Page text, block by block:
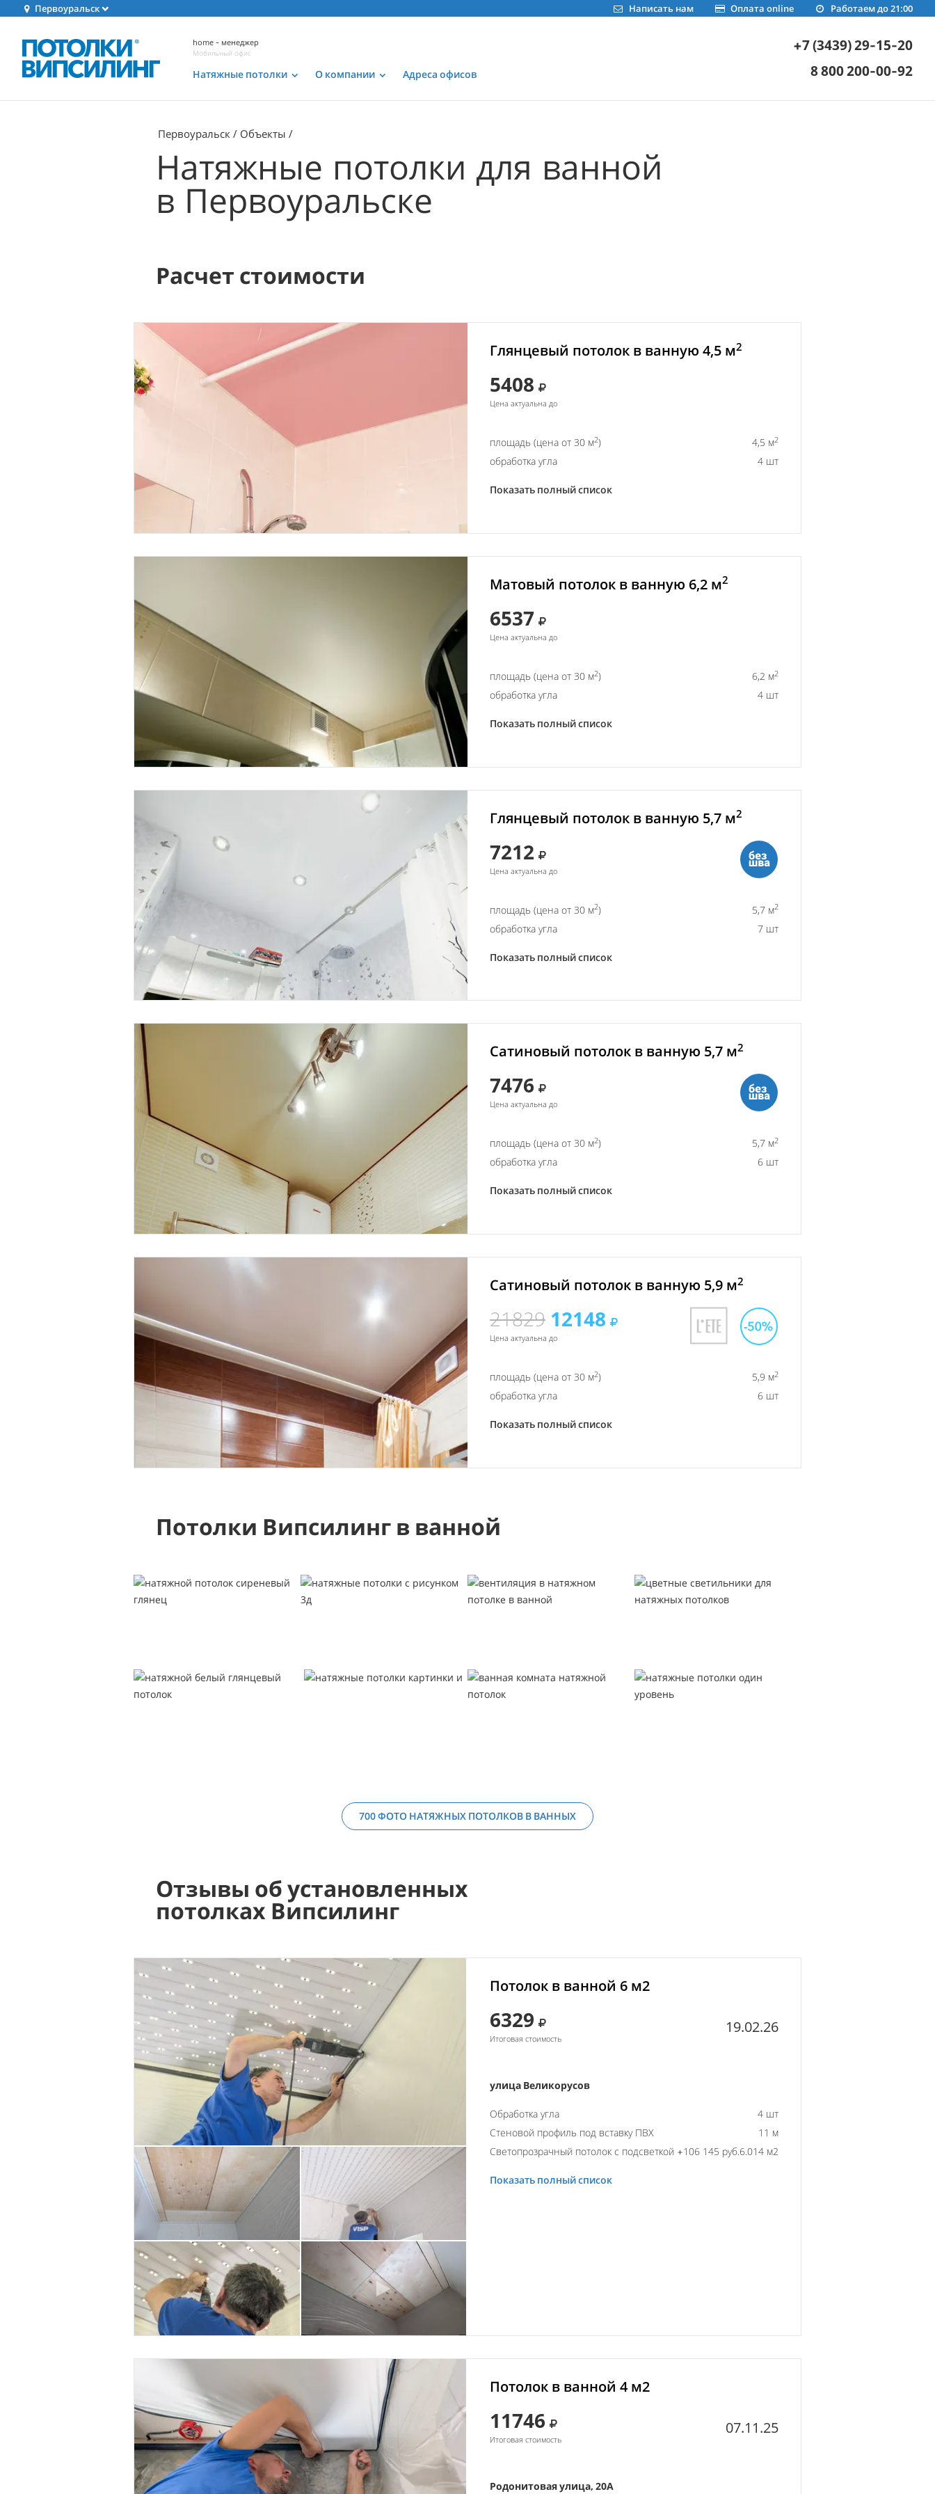
Первоуральск Работаем до 21:00
Оплата online
Написать нам
home - менеджер
Мобильный офис
Натяжные потолки О компании Адреса офисов
+7 (3439) 29-15-20
8 800 200-00-92
Первоуральск Объекты
Натяжные потолки для ванной
в Первоуральске
Расчет стоимости
Глянцевый потолок в ванную 4,5 м2
5408
Цена актуальна до
площадь (цена от 30 м2) 4,5 м2
обработка угла 4 шт
Показать полный список
Матовый потолок в ванную 6,2 м2
6537
Цена актуальна до
площадь (цена от 30 м2) 6,2 м2
обработка угла 4 шт
Показать полный список
Глянцевый потолок в ванную 5,7 м2
7212
Цена актуальна до
площадь (цена от 30 м2) 5,7 м2
обработка угла 7 шт
Показать полный список
Сатиновый потолок в ванную 5,7 м2
7476
Цена актуальна до
площадь (цена от 30 м2) 5,7 м2
обработка угла 6 шт
Показать полный список
Сатиновый потолок в ванную 5,9 м2
21829 12148
Цена актуальна до
площадь (цена от 30 м2) 5,9 м2
обработка угла 6 шт
Показать полный список
Потолки Випсилинг в ванной
700 ФОТО НАТЯЖНЫХ ПОТОЛКОВ В ВАННЫХ
Отзывы об установленных
потолках Випсилинг
Потолок в ванной 6 м2
6329
Итоговая стоимость
19.02.26
улица Великорусов
Обработка угла
4 шт
Стеновой профиль под вставку ПВХ
11 м
Светопрозрачный потолок с подсветкой +106 145 руб.6.014 м2
Показать полный список
Потолок в ванной 4 м2
11746
Итоговая стоимость
07.11.25
Родонитовая улица, 20А